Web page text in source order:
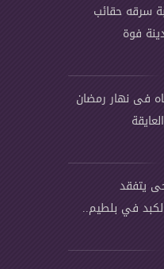
سرقه حقائب
فوة
فى نهار رمضان
يتفقد
في بلطيم..